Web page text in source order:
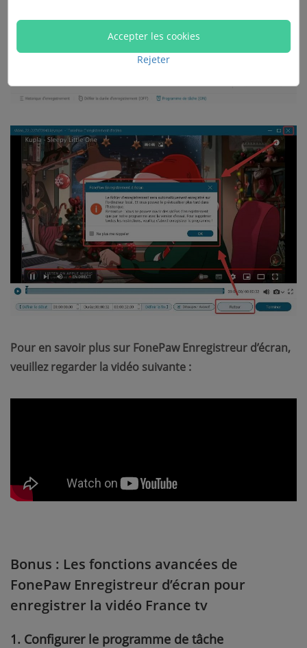
Pour en savoir plus sur FonePaw Enregistreur d’écran,
veuillez regarder la vidéo suivante :
Bonus : Les fonctions avancées de
FonePaw Enregistreur d’écran pour
enregistrer la vidéo France tv
1. Configurer le programme de tâche
Accepter les cookies
Rejeter